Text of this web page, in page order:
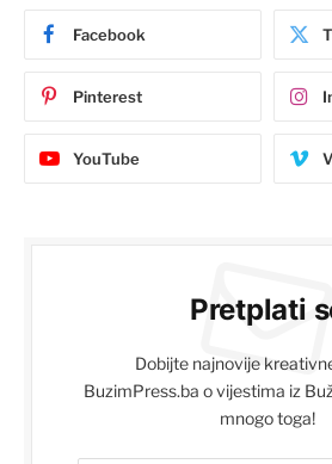
Facebook
Pinterest
YouTube
Pretplati
Dobijte najnovije
BuzimPress.ba o vijestima iz
mnogo toga!